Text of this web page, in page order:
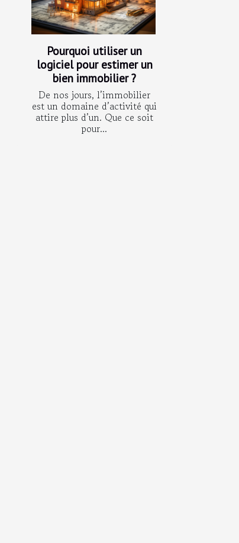
Pourquoi utiliser un
logiciel pour estimer un
bien immobilier ?
De nos jours, l’immobilier
est un domaine d’activité qui
attire plus d’un. Que ce soit
pour...